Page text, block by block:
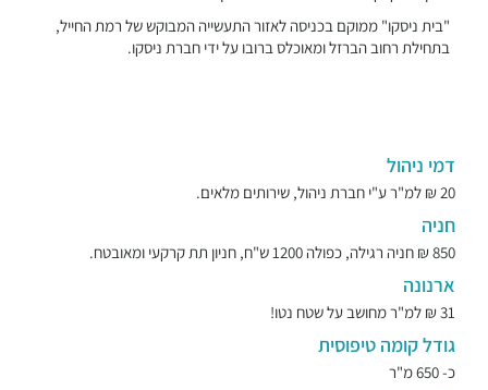
"בית ניסקו" ממוקם בכניסה לאזור התעשייה המבוקש של רמת החייל,
בתחילת רחוב הברזל ומאוכלס ברובו על ידי חברת ניסקו.
דמי ניהול
20 ₪ למ"ר ע"י חברת ניהול, שירותים מלאים.
חניה
850 ₪ חניה רגילה, כפולה 1200 ש"ח, חניון תת קרקעי ומאובטח.
ארנונה
31 ₪ למ"ר מחושב על שטח נטו!
גודל קומה טיפוסית
כ- 650 מ"ר